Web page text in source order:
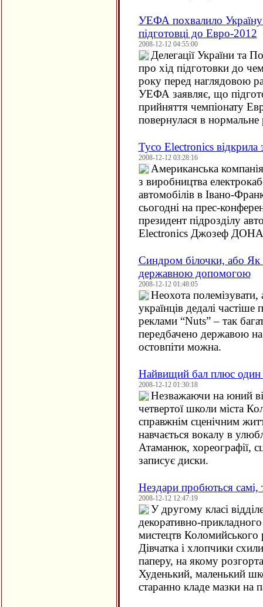
УЕФА похвалило
підготовці до Eвро-2012
2008-12-12 04:55:00
Делегації України та
про хід підготовки до
року перед наглядовою
УEФА заявляє, що
прийняття чемпіонату
повернулася в нормальне
Tyco Electronics відкрила
2008-12-12 03:28:16
Американська
з виробництва
автомобілів в Івано-
сьогодні на прес-
президент підрозділу
Electronics Джозеф
Синдром білочки, або Як
державною допомогою
2008-12-12 01:48:05
Неохота
українців дедалі
реклами “Nuts” – так
передбачено державою
остовпіти можна.
Найвищий бал плюс один
2008-12-12 01:30:18
Незважаючи на юний
четвертої школи міста
справжнім сценічним
навчається вокалу в
Атаманюк, хореографії,
записує диски.
Нездари пробються самі,
2008-12-12 12:47:19
У другому класі
декоративно-
мистецтв
Дівчатка і хлопчики
паперу, на якому
Худенький, маленький
старанно кладе мазки на